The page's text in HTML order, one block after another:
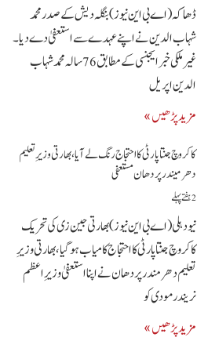
ڈھاکہ (اے بی این نیوز)بنگلہ دیش کے صدر محمد
شہاب الدین نے اپنے عہدے سے استعفیٰ دے دیا۔
غیر ملکی خبر ایجنسی کے مطابق 76 سالہ محمد شہاب
الدین اپریل
مزید پڑھیں »
کاکروچ جنتا پارٹی کا احتجاج رنگ لے آیا، بھارتی وزیرِ تعلیم
دھرمیندر پردھان مستعفی
2 ہفتے پہلے
نیو دہلی(اے بی این نیوز)بھارتی جین زی کی تحریک
کاکروچ جنتا پارٹی کا احتجاج کامیاب ہو گیا، بھارتی وزیرِ
تعلیم دھرمندر پردھان نے اپنا استعفیٰ وزیرِ اعظم
نریندر مودی کو
مزید پڑھیں »